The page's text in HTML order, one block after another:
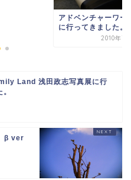
アドベンチャーワー
に行ってきました。
2010年7
Land 浅田政志写真展に行
β ver